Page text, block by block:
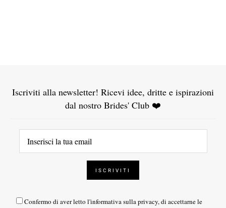
Iscriviti alla newsletter! Ricevi idee, dritte e ispirazioni
dal nostro Brides' Club ❤️
Confermo di aver letto l'informativa sulla privacy, di accettarne le